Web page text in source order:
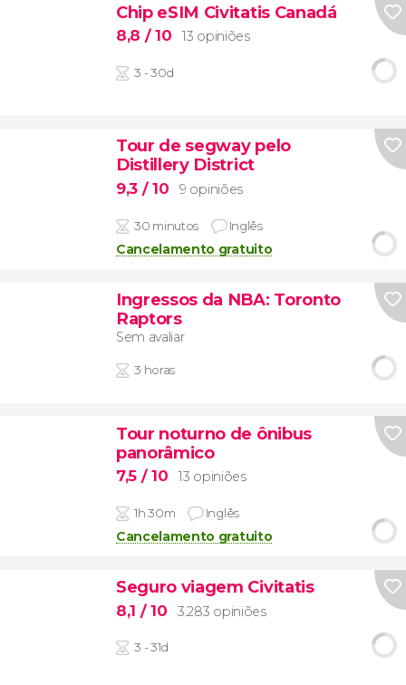
Chip eSIM Civitatis Canadá
8,8 / 10 13 opiniões
3 - 30d
Tour de segway pelo
Distillery District
9,3 / 10 9 opiniões
30 minutos Inglês
Cancelamento gratuito
Ingressos da NBA: Toronto
Raptors
Sem avaliar
3 horas
Tour noturno de ônibus
panorâmico
7,5 / 10 13 opiniões
1h 30m Inglês
Cancelamento gratuito
Seguro viagem Civitatis
8,1 / 10 3.283 opiniões
3 - 31d